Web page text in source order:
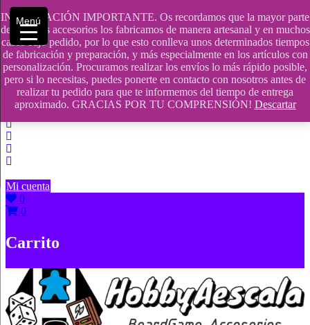
INFORMACIÓN IMPORTANTE. Os recordamos que la mayor parte
de nuestros accesorios los fabricamos de manera artesanal y en muchos
casos bajo pedido, por lo que esto conlleva unos determinados tiempos
de fabricación y preparación, y más especialmente en los artículos con
personalización. Procuramos realizar los envíos lo más rápido posible,
pero si lo necesitas, puedes ponerte en contacto con nosotros antes de
realizar tu pedido para que te informemos del tiempo de entrega
aproximado. GRACIAS POR TU COMPRENSIÓN! Descartar
Saltar
contenido
609241475 SOLO DE 10:00 a 14:00
info@hobbyaescala.com
San Fernando de Henares
10:00 - 14:00
Mi cuenta
0
0
Carrito
Menú